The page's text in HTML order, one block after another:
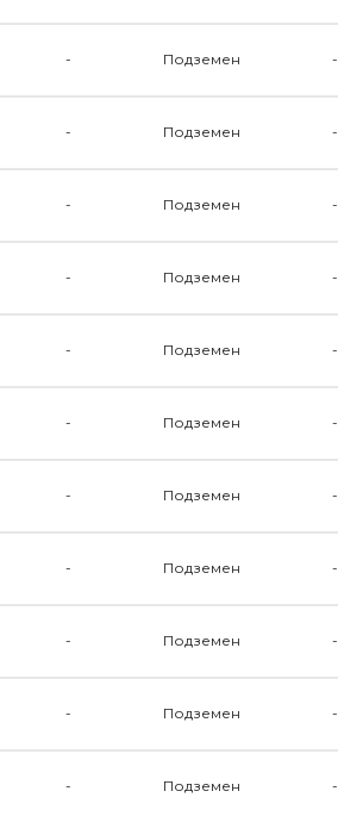
- Подземен -
- Подземен -
- Подземен -
- Подземен -
- Подземен -
- Подземен -
- Подземен -
- Подземен -
- Подземен -
- Подземен -
- Подземен -